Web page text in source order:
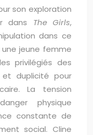
son exploration
dans The Girls,
dans ce
une jeune femme
privilégiés des
et duplicité pour
La tension
physique
constante de
social. Cline